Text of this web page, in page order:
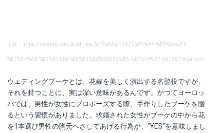
出典：https://pixabay.com/ja/photos/%E8%8A%B1%E6%9D%9F-%E8%8A%B1-
%E7%B4%AB-%E3%83%AD%E3%83%BC%E3%82%BA-%E7%94%B7-690657/#content
ウェディングブーケとは、花嫁を美しく演出する名脇役ですが、
それを持つことに、実は深い意味があるんです。かつてヨーロッ
パでは、男性が女性にプロポーズする際、手作りしたブーケを贈
るという習慣がありました。求婚された女性がブーケの中から花
を1本選び男性の胸元へさしてあげる行為が、“YES”を意味しまし